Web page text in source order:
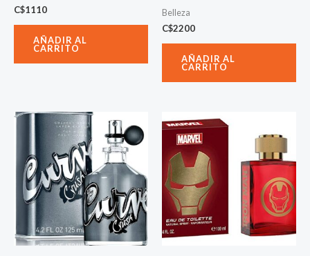
C$1110
AÑADIR AL
CARRITO
Belleza
C$2200
AÑADIR AL
CARRITO